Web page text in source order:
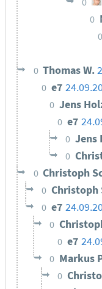
0
0
0 Thomas W.
0 e7
0 Jens
0 e7
0 Jens
0
0 Christoph
0 Christoph
0 e7
0
0 e7
0 Markus
0